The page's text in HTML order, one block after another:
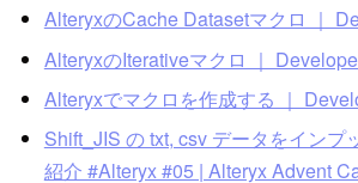
AlteryxのCache Datasetマクロ ｜
AlteryxのIterativeマクロ ｜
Alteryxでマクロを作成する ｜
Shift_JIS の txt, csv データをインプ
紹介 #Alteryx #05 | Alteryx Advent